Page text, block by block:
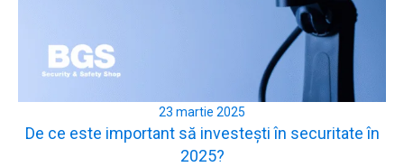
23 martie 2025
De ce este important să investești în securitate în
2025?